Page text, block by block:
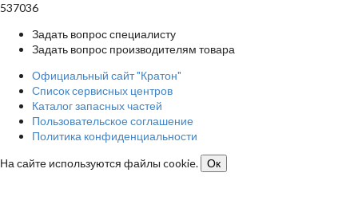
537036
Задать вопрос специалисту
Задать вопрос производителям товара
Официальный сайт "Кратон"
Список сервисных центров
Каталог запасных частей
Пользовательское соглашение
Политика конфиденциальности
На сайте используются файлы cookie.
Ок